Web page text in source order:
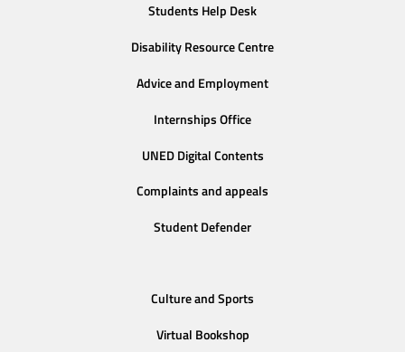
Students Help Desk
Disability Resource Centre
Advice and Employment
Internships Office
UNED Digital Contents
Complaints and appeals
Student Defender
Culture and Sports
Virtual Bookshop